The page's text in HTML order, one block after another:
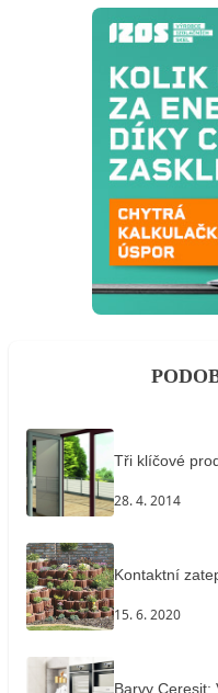
Tři klíčové
28. 4. 2014
Kontaktní
15. 6. 2020
Barvy Ceresit: